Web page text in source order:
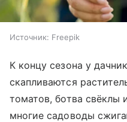
Источник: Freepik
К концу сезона у
скапливаются
томатов, ботва свёклы
многие садоводы